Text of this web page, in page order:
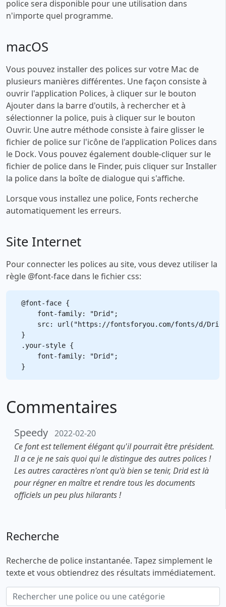
police sera disponible pour une utilisation dans
n'importe quel programme.
macOS
Vous pouvez installer des polices sur votre Mac de
plusieurs manières différentes. Une façon consiste à
ouvrir l'application Polices, à cliquer sur le bouton
Ajouter dans la barre d'outils, à rechercher et à
sélectionner la police, puis à cliquer sur le bouton
Ouvrir. Une autre méthode consiste à faire glisser le
fichier de police sur l'icône de l'application Polices dans
le Dock. Vous pouvez également double-cliquer sur le
fichier de police dans le Finder, puis cliquer sur Installer
la police dans la boîte de dialogue qui s'affiche.
Lorsque vous installez une police, Fonts recherche
automatiquement les erreurs.
Site Internet
Pour connecter les polices au site, vous devez utiliser la
règle @font-face dans le fichier css:
@font-face {
    font-family: "Drid";
src: url("https://fontsforyou.com/fonts/d/
}
.your-style {
    font-family: "Drid";
Commentaires
Speedy 2022-02-20
Ce font est tellement élégant qu'il pourrait être président.
Il a ce je ne sais quoi qui le distingue des autres polices !
Les autres caractères n'ont qu'à bien se tenir, Drid est là
pour régner en maître et rendre tous les documents
officiels un peu plus hilarants !
Recherche
Recherche de police instantanée. Tapez simplement le
texte et vous obtiendrez des résultats immédiatement.